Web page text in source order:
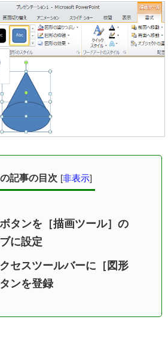
記事の目次 [非表示]
タンを［描画ツール］の
に設定
セスツールバーに［図形
ンを登録